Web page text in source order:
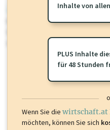
wirtschaft.at PLUS
Für dieses Profil gibt es
Sie momentan nicht einsehen
oder loggen Sie sich ein um
Inhalte von
PLUS Inhalte
für 48 Stunden
Wenn Sie die wirtschaft.at
möchten, können Sie sich